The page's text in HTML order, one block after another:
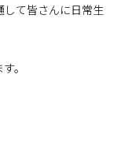
して皆さんに日常生
。